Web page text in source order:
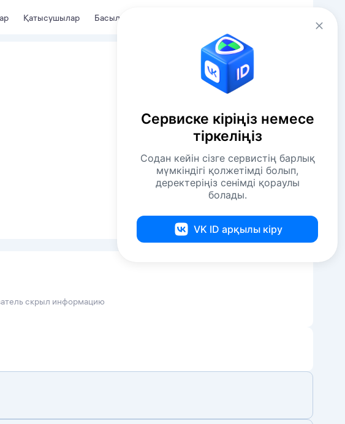
Қатысушылар Басылымдар
скрыл информацию
Сервиске кіріңіз немесе
тіркеліңіз
Содан кейін сізге сервистің барлық
мүмкіндігі қолжетімді болып,
деректеріңіз сенімді қораулы
болады.
VK ID арқылы кіру